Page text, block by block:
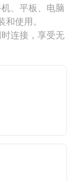
、平板、电脑
使用。
连接，享受无